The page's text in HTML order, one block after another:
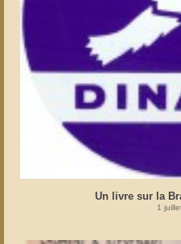
Un livre sur la
1